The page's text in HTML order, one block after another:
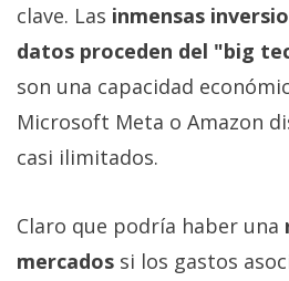
clave. Las inmensas
datos proceden del "big
son una capacidad
Microsoft Meta o Amazon
casi ilimitados.
Claro que podría haber una
mercados si los gastos